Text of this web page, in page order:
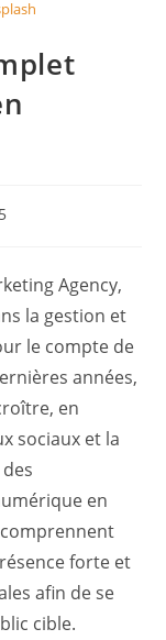
Agency,
la gestion et
le compte de
années,
en
sociaux et la
en
forte et
afin de se
cible.